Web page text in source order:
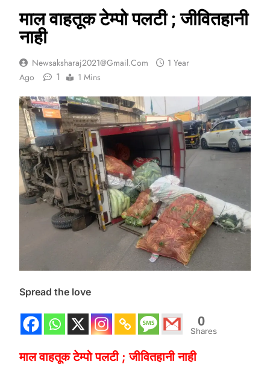
माल वाहतूक टेम्पो पलटी ; जीवितहानी
नाही
Newsaksharaj2021@gmail.com
1 Year
Ago
1 1 Mins
Spread the love
0
Shares
माल वाहतूक टेम्पो पलटी ; जीवितहानी नाही